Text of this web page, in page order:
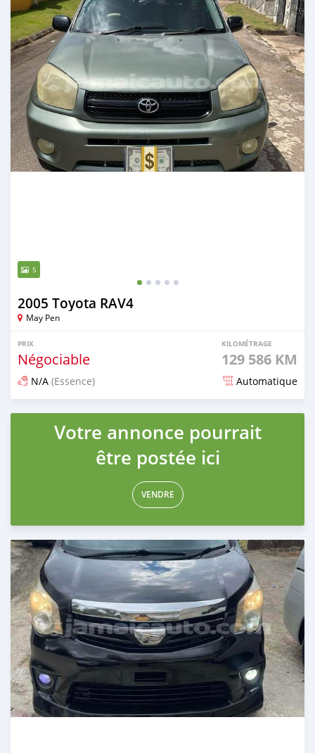
5
2005 Toyota RAV4
May Pen
PRIX
Négociable
KILOMÉTRAGE
129 586 KM
N/A (Essence) Automatique
Publié il y a 3 mois
Votre annonce pourrait
être postée ici
VENDRE